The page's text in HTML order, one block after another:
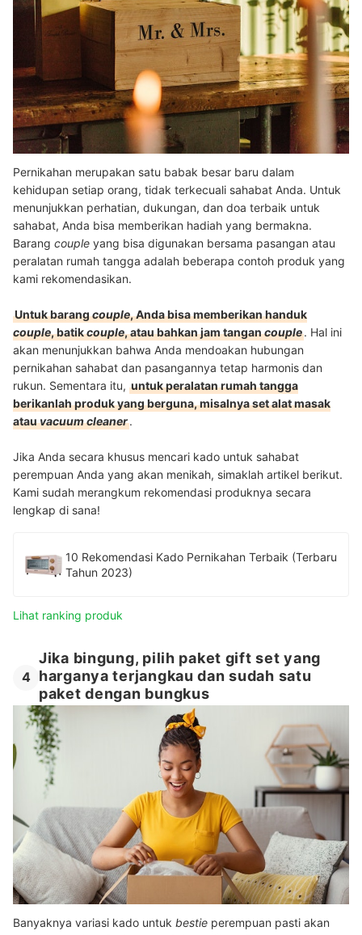
Pernikahan merupakan satu babak besar baru dalam
kehidupan setiap orang, tidak terkecuali sahabat Anda. Untuk
menunjukkan perhatian, dukungan, dan doa terbaik untuk
sahabat, Anda bisa memberikan hadiah yang bermakna.
Barang couple yang bisa digunakan bersama pasangan atau
peralatan rumah tangga adalah beberapa contoh produk yang
kami rekomendasikan.
Untuk barangcouple, Anda bisa memberikan handuk
couple, batikcouple, atau bahkan jam tangancouple. Hal ini
akan menunjukkan bahwa Anda mendoakan hubungan
pernikahan sahabat dan pasangannya tetap harmonis dan
rukun. Sementara itu, untuk peralatan rumah tangga
berikanlah produk yang berguna, misalnya set alat masak
atauvacuum cleaner.
Jika Anda secara khusus mencari kado untuk sahabat
perempuan Anda yang akan menikah, simaklah artikel berikut.
Kami sudah merangkum rekomendasi produknya secara
lengkap di sana!
10 Rekomendasi Kado Pernikahan Terbaik (Terbaru
Tahun 2023)
Lihat ranking produk
4
Jika bingung, pilih paket gift set yang
harganya terjangkau dan sudah satu
paket dengan bungkus
Banyaknya variasi kado untuk bestie perempuan pasti akan